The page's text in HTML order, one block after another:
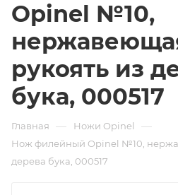
Opinel №10,
рукоять из
бука, 000517
Главная — Ножи Opinel —
Нож филейный Opinel №10,
дерева бука, 000517